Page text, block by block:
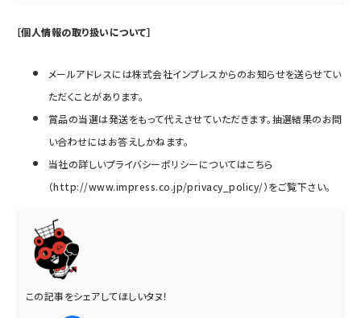
［個人情報の取り扱いについて］
メールアドレスには株式会社インプレスからのお知らせを送らせてい
ただくことがあります。
賞品の当選は発送をもって代えさせていただきます。抽選結果のお問
い合わせにはお答えしかねます。
当社の詳しいプライバシーポリシーについてはこちら
（http://www.impress.co.jp/privacy_policy/）をご覧下さい。
この記事をシェアしてほしいタヌ！